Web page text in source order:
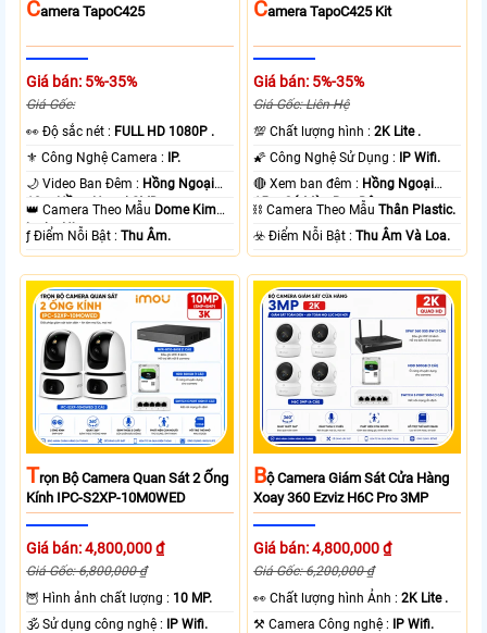
CAmera TapoC425
Giá bán: 5%-35%
Giá Gốc:
️👀 Độ sắc nét : FULL HD 1080P .
⚜️ Công Nghệ Camera :
IP.
🌙 Video Ban Đêm : Hồng Ngoại
10m Hồng Ngoại SMD.
👑 Camera Theo Mẫu Dome Kim
loại + Nhựa.
️ƒ Điểm Nỗi Bật :Thu Âm.
CAmera TapoC425 Kit
Giá bán: 5%-35%
Giá Gốc: Liên Hệ
💯 Chất lượng hình :2K Lite .
🌠 Công Nghệ Sử Dụng :
IP Wifi.
🔴 Xem ban đêm : Hồng Ngoại
15m Có Màu Ban Ðêm.
⛓ Camera Theo MẫuThân Plastic.
️☣️ Điểm Nỗi Bật :Thu Âm Và Loa.
TRọn Bộ Camera Quan Sát 2 Ống
Kính IPC-S2XP-10M0WED
Giá bán: 4,800,000 ₫
Giá Gốc: 6,800,000 ₫
🦉 Hình ảnh chất lượng : 10 MP.
🕉️ Sử dụng công nghệ : IP Wifi.
BỘ Camera Giám Sát Cửa Hàng
Xoay 360 Ezviz H6C Pro 3MP
Giá bán: 4,800,000 ₫
Giá Gốc: 6,200,000 ₫
️👀 Chất lượng hình Ảnh :2K Lite .
⚒ Camera Công nghệ : IP Wifi.